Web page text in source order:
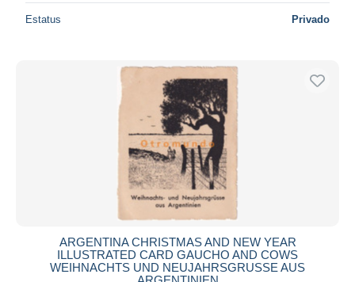
Estatus Privado
ARGENTINA CHRISTMAS AND NEW YEAR
ILLUSTRATED CARD GAUCHO AND COWS
WEIHNACHTS UND NEUJAHRSGRUSSE AUS